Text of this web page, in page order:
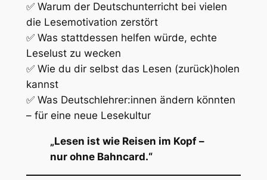
✅ Warum der Deutschunterricht bei vielen
die Lesemotivation zerstört
✅ Was stattdessen helfen würde, echte
Leselust zu wecken
✅ Wie du dir selbst das Lesen (zurück)holen
kannst
✅ Was Deutschlehrer:innen ändern könnten
– für eine neue Lesekultur
„Lesen ist wie Reisen im Kopf –
nur ohne Bahncard.“